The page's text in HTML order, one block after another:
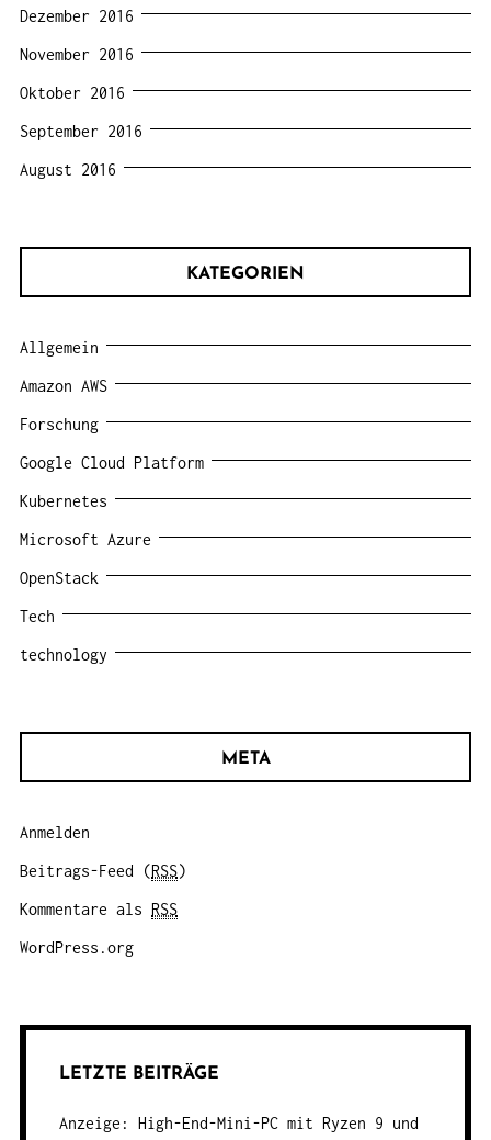
Dezember 2016
November 2016
Oktober 2016
September 2016
August 2016
KATEGORIEN
Allgemein
Amazon AWS
Forschung
Google Cloud Platform
Kubernetes
Microsoft Azure
OpenStack
Tech
technology
META
Anmelden
Beitrags-Feed (RSS)
Kommentare als RSS
WordPress.org
LETZTE BEITRÄGE
Anzeige: High-End-Mini-PC mit Ryzen 9 und